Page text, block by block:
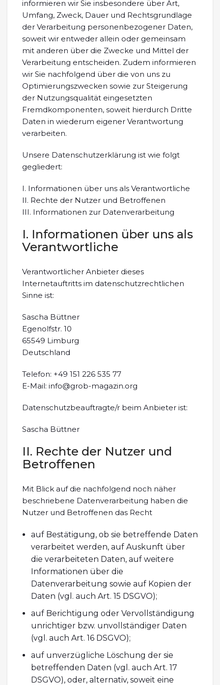
informieren wir Sie insbesondere über Art,
Umfang, Zweck, Dauer und Rechtsgrundlage
der Verarbeitung personenbezogener Daten,
soweit wir entweder allein oder gemeinsam
mit anderen über die Zwecke und Mittel der
Verarbeitung entscheiden. Zudem informieren
wir Sie nachfolgend über die von uns zu
Optimierungszwecken sowie zur Steigerung
der Nutzungsqualität eingesetzten
Fremdkomponenten, soweit hierdurch Dritte
Daten in wiederum eigener Verantwortung
verarbeiten.
Unsere Datenschutzerklärung ist wie folgt
gegliedert:
I. Informationen über uns als Verantwortliche
II. Rechte der Nutzer und Betroffenen
III. Informationen zur Datenverarbeitung
I. Informationen über uns als
Verantwortliche
Verantwortlicher Anbieter dieses
Internetauftritts im datenschutzrechtlichen
Sinne ist:
Sascha Büttner
Egenolfstr. 10
65549 Limburg
Deutschland
Telefon: +49 151 226 535 77
E-Mail: info@grob-magazin.org
Datenschutzbeauftragte/r beim Anbieter ist:
Sascha Büttner
II. Rechte der Nutzer und
Betroffenen
Mit Blick auf die nachfolgend noch näher
beschriebene Datenverarbeitung haben die
Nutzer und Betroffenen das Recht
auf Bestätigung, ob sie betreffende Daten
verarbeitet werden, auf Auskunft über
die verarbeiteten Daten, auf weitere
Informationen über die
Datenverarbeitung sowie auf Kopien der
Daten (vgl. auch Art. 15 DSGVO);
auf Berichtigung oder Vervollständigung
unrichtiger bzw. unvollständiger Daten
(vgl. auch Art. 16 DSGVO);
auf unverzügliche Löschung der sie
betreffenden Daten (vgl. auch Art. 17
DSGVO), oder, alternativ, soweit eine